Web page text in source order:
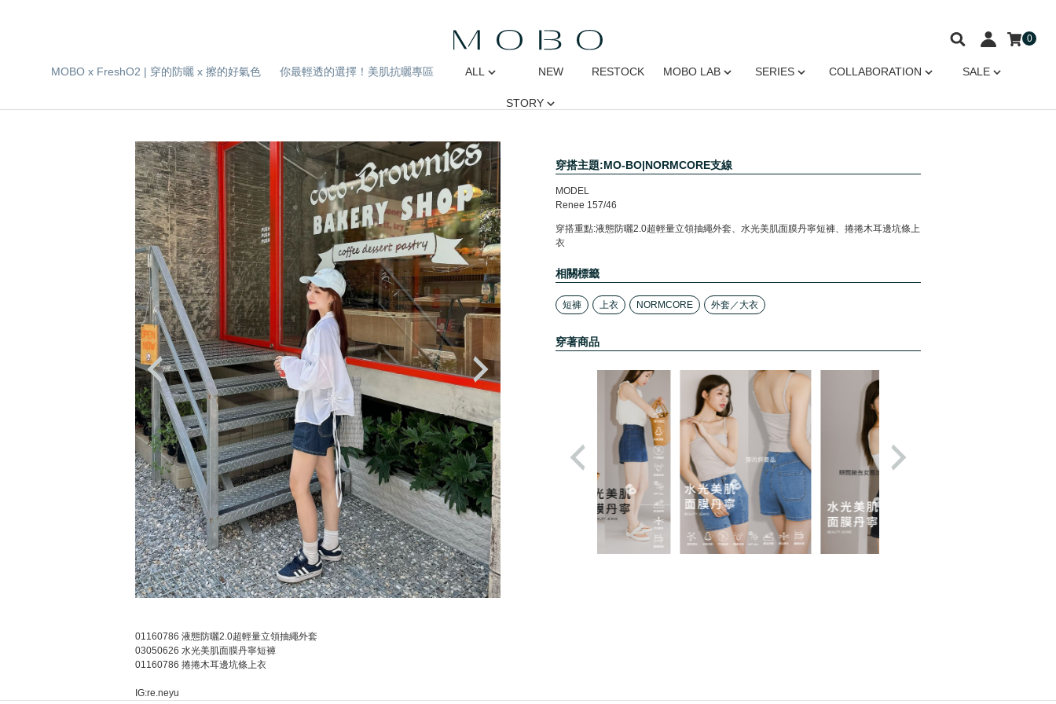
MOBO x FreshO2 | 穿的防曬 x 擦的好氣色 你最輕透的選擇！美肌抗曬專區 ALL NEW RESTOCK MOBO LAB SERIES COLLABORATION SALE
STORY
0
穿搭主題:MO-BO|NORMCORE支線
MODEL
Renee 157/46
穿搭重點:液態防曬2.0超輕量立領抽繩外套、水光美肌面膜丹寧短褲、捲捲木耳邊坑條上
衣
相關標籤
短褲 上衣 NORMCORE 外套／大衣
穿著商品
01160786 液態防曬2.0超輕量立領抽繩外套
03050626 水光美肌面膜丹寧短褲
01160786 捲捲木耳邊坑條上衣
IG:re.neyu